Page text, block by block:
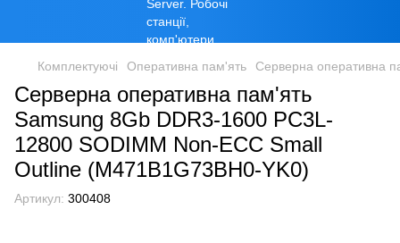
Комплектуючі Оперативна пам'ять Серверна оперативна
Серверна оперативна пам'ять
Samsung 8Gb DDR3-1600 PC3L-
12800 SODIMM Non-ECC Small
Outline (M471B1G73BH0-YK0)
Артикул: 300408